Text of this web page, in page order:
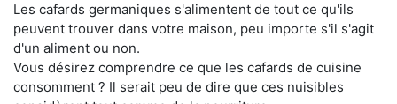
Les cafards germaniques s'alimentent de tout ce qu'ils
peuvent trouver dans votre maison, peu importe s'il s'agit
d'un aliment ou non.
Vous désirez comprendre ce que les cafards de cuisine
consomment ? Il serait peu de dire que ces nuisibles